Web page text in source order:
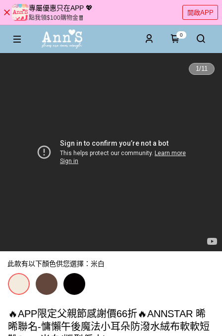
專屬優惠只在APP 💖
點我領$100購物金🧧
開啟APP
0
1/11
此款有以下顏色供您選擇：米白
🔥APP限定父親節感謝價66折🔥ANNSTAR 晞
晞聯名-慵懶午後魔法小耳朵防潑水絨布軟軟短